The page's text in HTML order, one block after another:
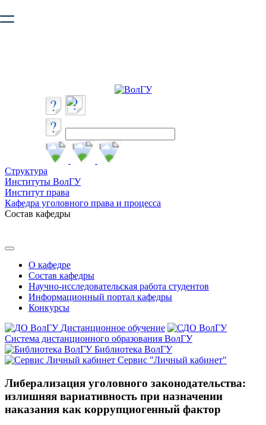
безопасную работу с сайтом. Пожалуйста
Структура
Институты ВолГУ
Институт права
Кафедра уголовного права и процесса
Состав кафедры
О кафедре
Состав кафедры
Научно-исследовательская работа студентов
Информационный портал кафедры
Конкурсы
Дистанционное обучение
Система дистанционного образования ВолГУ
Библиотека ВолГУ
Сервис "Личный кабинет"
Либерализация уголовного законодательства:
излишняя вариативность при назначении
наказания как коррупциогенный фактор